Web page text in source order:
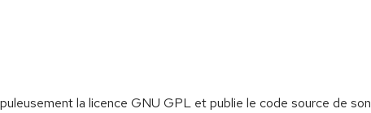
la licence GNU GPL et publie le code source de son